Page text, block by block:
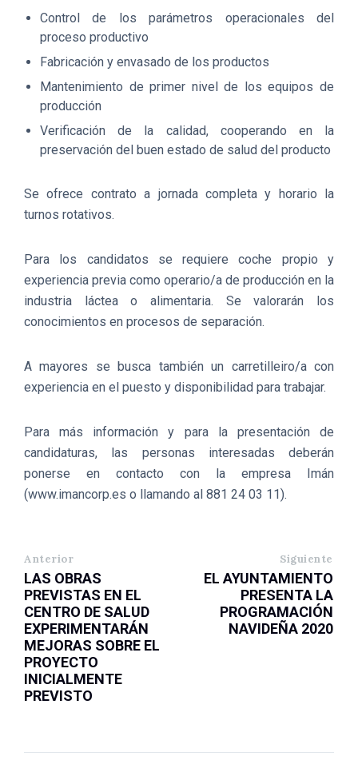
Control de los parámetros operacionales del
proceso productivo
Fabricación y envasado de los productos
Mantenimiento de primer nivel de los equipos de
producción
Verificación de la calidad, cooperando en la
preservación del buen estado de salud del producto
Se ofrece contrato a jornada completa y horario la
turnos rotativos.
Para los candidatos se requiere coche propio y
experiencia previa como operario/a de producción en la
industria láctea o alimentaria. Se valorarán los
conocimientos en procesos de separación.
A mayores se busca también un carretilleiro/a con
experiencia en el puesto y disponibilidad para trabajar.
Para más información y para la presentación de
candidaturas, las personas interesadas deberán
ponerse en contacto con la empresa Imán
(www.imancorp.es o llamando al 881 24 03 11).
Anterior
LAS OBRAS
PREVISTAS EN EL
CENTRO DE SALUD
EXPERIMENTARÁN
MEJORAS SOBRE EL
PROYECTO
INICIALMENTE
PREVISTO
Siguiente
EL AYUNTAMIENTO
PRESENTA LA
PROGRAMACIÓN
NAVIDEÑA 2020